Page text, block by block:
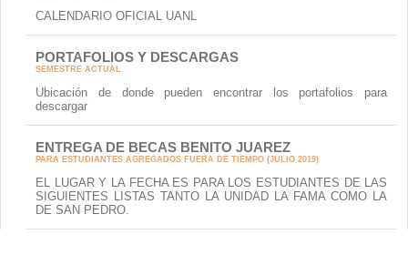
CALENDARIO OFICIAL UANL
PORTAFOLIOS Y DESCARGAS
SEMESTRE ACTUAL
Ubicación de donde pueden encontrar los portafolios para
descargar
ENTREGA DE BECAS BENITO JUAREZ
PARA ESTUDIANTES AGREGADOS FUERA DE TIEMPO (JULIO 2019)
EL LUGAR Y LA FECHA ES PARA LOS ESTUDIANTES DE LAS
SIGUIENTES LISTAS TANTO LA UNIDAD LA FAMA COMO LA
DE SAN PEDRO.